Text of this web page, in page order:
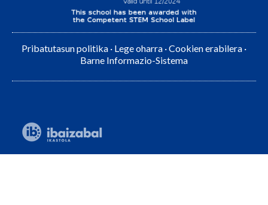
Pribatutasun politika · Lege oharra ·Cookien erabilera ·
Barne Informazio-Sistema